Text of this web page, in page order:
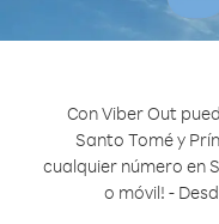
Con Viber Out
Santo Tomé y
cualquier número en
o móvil! -